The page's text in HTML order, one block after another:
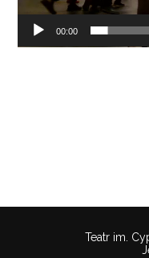
00:00
Teatr im.